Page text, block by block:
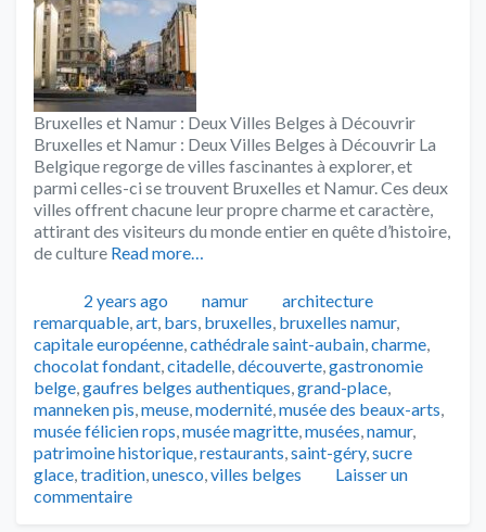
Bruxelles et Namur : Deux Villes Belges à Découvrir
Bruxelles et Namur : Deux Villes Belges à Découvrir La
Belgique regorge de villes fascinantes à explorer, et
parmi celles-ci se trouvent Bruxelles et Namur. Ces deux
villes offrent chacune leur propre charme et caractère,
attirant des visiteurs du monde entier en quête d’histoire,
de culture Read more…
Publié2 years ago Catégories
namur Tags
architecture
remarquable,art, bars, bruxelles, bruxelles namur,
capitale européenne,cathédrale saint-aubain,charme,
chocolat fondant,citadelle,découverte,gastronomie
belge,gaufres belges authentiques,grand-place,
manneken pis,meuse,modernité,musée des beaux-arts,
musée félicien rops,musée magritte,musées,namur,
patrimoine historique,restaurants,saint-géry,sucre
glace,tradition,unesco,villes belges
Laisser un
commentaire